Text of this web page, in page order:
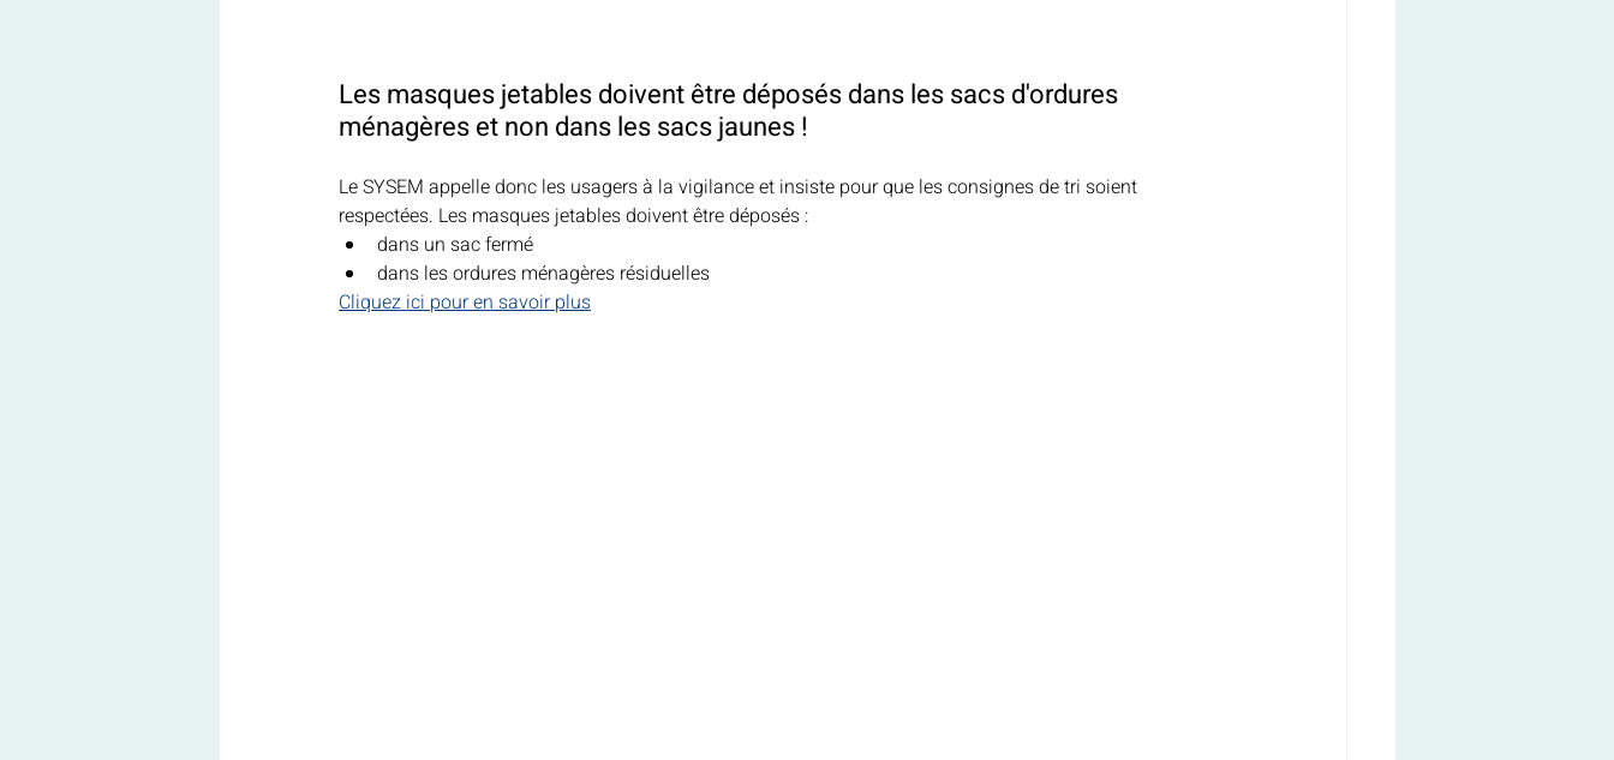
Les masques jetables doivent être déposés dans les sacs d'ordures
ménagères et non dans les sacs jaunes !
Le SYSEM appelle donc les usagers à la vigilance et insiste pour que les consignes de tri soient
respectées. Les masques jetables doivent être déposés :
dans un sac fermé
dans les ordures ménagères résiduelles
Cliquez ici pour en savoir plus